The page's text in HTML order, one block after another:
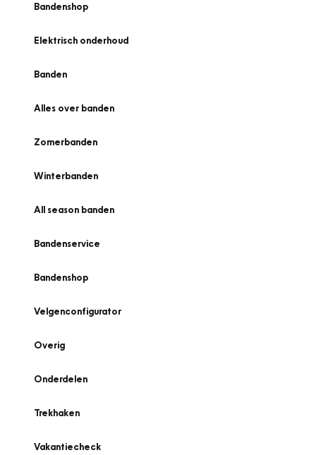
Bandenshop
Elektrisch onderhoud
Banden
Alles over banden
Zomerbanden
Winterbanden
All season banden
Bandenservice
Bandenshop
Velgenconfigurator
Overig
Onderdelen
Trekhaken
Vakantiecheck